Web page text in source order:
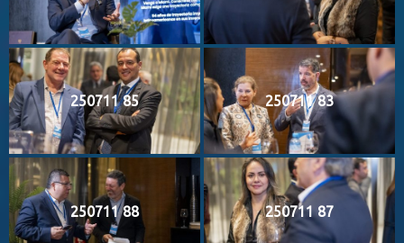
250711 85 250711 83
250711 88 250711 87